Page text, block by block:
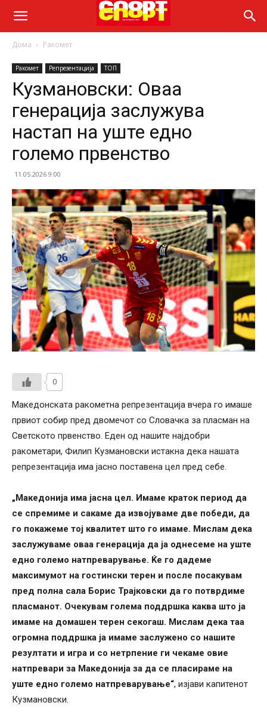
Дома Ракомет
Ракомет Репрезентација ТОП
Кузмановски: Оваа
генерација заслужува
настап на уште едно
големо првенство
11.05.2026 9:00
0
Македонската ракометна репрезентација вчера го имаше
првиот собир пред двомечот со Словачка за пласман на
Светското првенство. Еден од нашите најдобри
ракометари, Филип Кузмановски истакна дека нашата
репрезентација има јасно поставена цел пред себе.
„Македонија има јасна цел. Имаме краток период да
се спремиме и сакаме да извојуваме две победи, да
го покажеме тој квалитет што го имаме. Мислам дека
заслужуваме оваа генерација да ја однесеме на уште
едно големо натпреварување. Ќе го дадеме
максимумот на гостински терен и после посакувам
пред полна сала Борис Трајковски да го потврдиме
пласманот. Очекувам голема поддршка каква што ја
имаме на домашен терен секогаш. Мислам дека таа
огромна поддршка ја имаме заслужено со нашите
резултати и игра и со нетрпение ги чекаме овие
натпревари за Македонија за да се пласираме на
уште едно големо натпреварување“, изјави капитенот
Кузмановски.